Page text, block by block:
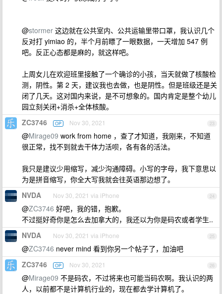
@stormer 这边就在公共室内、公共运输里带口罩，我认识几个
反对打 yimiao 的，半个月前瞟了一眼数据，一天增加 547 例
吧。反正心态都是麻的，就这样吧。
上周女儿在欢迎班里接触了一个确诊的小孩，当天就做了核酸检
测，阴性。第 2 天，建议我也去做，也是阴性。但是班级还是关
闭了几天。这对国内来说，是不可想象的。国内肯定是整个幼儿
园立刻关闭+消杀+全体核酸。
23
ZC3746 OP Nov 30, 2021
@Mirage09 work from home ，查了才知道，我刚来，不知道
很正常，找不到就去干体力活呗，各有各的活法。
我只是建议少用缩写，减少沟通障碍。小写的字母，我下意思以
为是拼音缩写，你全大写我就会往英语那边想了。
24
NVDA Nov 30, 2021 via iPhone
@ZC3746 好吧，我的错，抱歉。
不过挺好奇你是怎么去加拿大的，我还以为你是码农或者学生..
25
NVDA Nov 30, 2021 via iPhone
@ZC3746 never mind 看到你另一个帖子了，加油吧
26
ZC3746 OP Nov 30, 2021
@Mirage09 不是码农，不过将来也可能当码农啊。我认识的两
人，以前都不是计算机行业的，现在都去学计算机了。